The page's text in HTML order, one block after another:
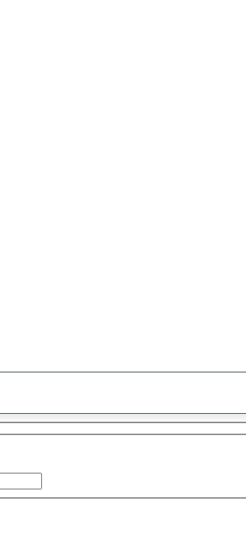
saran
ditemukan